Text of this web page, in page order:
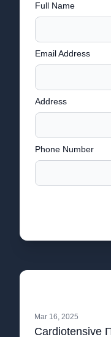
Full Name
Email Address
Address
Phone Number
Mar 16, 2025